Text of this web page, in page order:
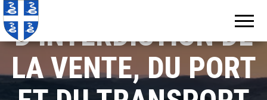
D’INTERDICTION DE
LA VENTE, DU PORT